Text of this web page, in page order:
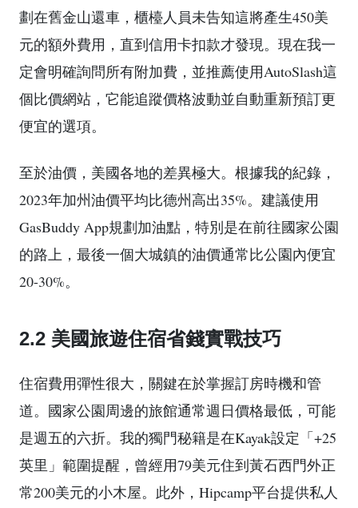
劃在舊金山還車，櫃檯人員未告知這將產生450美
元的額外費用，直到信用卡扣款才發現。現在我一
定會明確詢問所有附加費，並推薦使用AutoSlash這
個比價網站，它能追蹤價格波動並自動重新預訂更
便宜的選項。
至於油價，美國各地的差異極大。根據我的紀錄，
2023年加州油價平均比德州高出35%。建議使用
GasBuddy App規劃加油點，特別是在前往國家公園
的路上，最後一個大城鎮的油價通常比公園內便宜
20-30%。
2.2 美國旅遊住宿省錢實戰技巧
住宿費用彈性很大，關鍵在於掌握訂房時機和管
道。國家公園周邊的旅館通常週日價格最低，可能
是週五的六折。我的獨門秘籍是在Kayak設定「+25
英里」範圍提醒，曾經用79美元住到黃石西門外正
常200美元的小木屋。此外，Hipcamp平台提供私人